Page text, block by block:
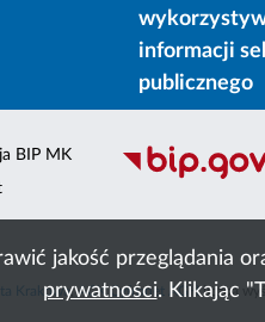
jakość przeglądania
prywatności. Klikając
informacji
publicznego
BIP MK
Krakowa,ACK Cyfronet AGHliczba